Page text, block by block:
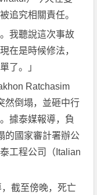
追究相關責任。
我聽說這次事故
在是時候修法，
了。」
Ratchasim
然倒塌，並砸中行
據泰媒報導，負
的國家審計署辦公
工程公司（Italian
截至傍晚，死亡